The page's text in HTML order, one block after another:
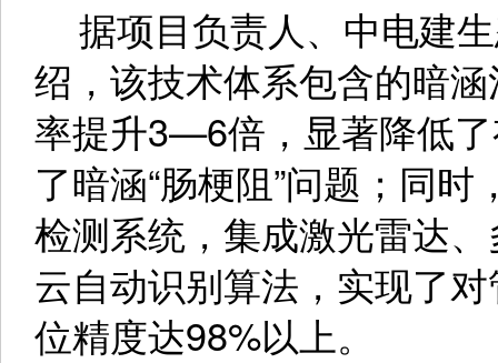
据项目负责人、中电建
绍，该技术体系包含的暗
率提升3—6倍，显著降低
了暗涵“肠梗阻”问题；同
检测系统，集成激光雷达
云自动识别算法，实现了
位精度达98%以上。